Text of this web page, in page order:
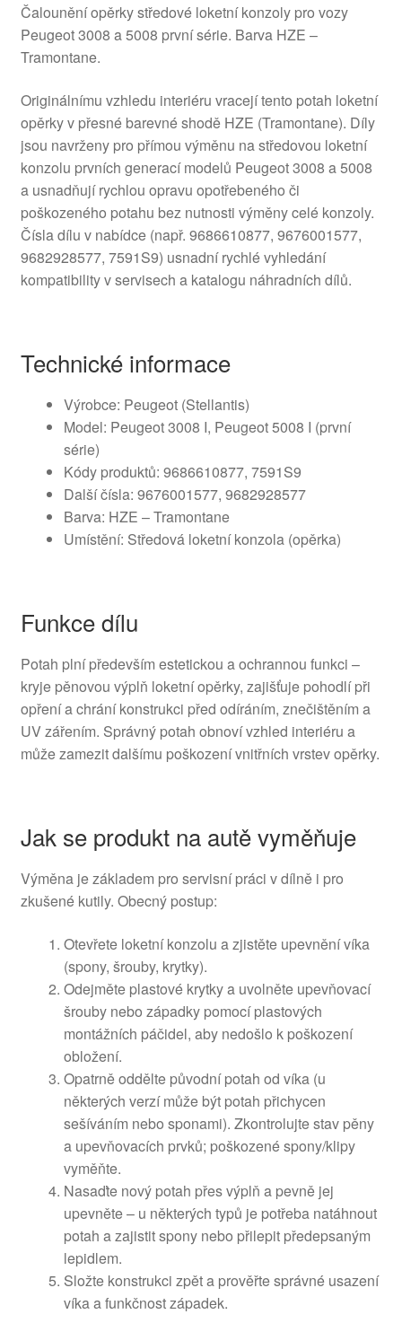
Čalounění opěrky středové loketní konzoly pro vozy
Peugeot 3008 a 5008 první série. Barva HZE –
Tramontane.
Originálnímu vzhledu interiéru vracejí tento potah loketní
opěrky v přesné barevné shodě HZE (Tramontane). Díly
jsou navrženy pro přímou výměnu na středovou loketní
konzolu prvních generací modelů Peugeot 3008 a 5008
a usnadňují rychlou opravu opotřebeného či
poškozeného potahu bez nutnosti výměny celé konzoly.
Čísla dílu v nabídce (např. 9686610877, 9676001577,
9682928577, 7591S9) usnadní rychlé vyhledání
kompatibility v servisech a katalogu náhradních dílů.
Technické informace
Výrobce: Peugeot (Stellantis)
Model: Peugeot 3008 I, Peugeot 5008 I (první
série)
Kódy produktů: 9686610877, 7591S9
Další čísla: 9676001577, 9682928577
Barva: HZE – Tramontane
Umístění: Středová loketní konzola (opěrka)
Funkce dílu
Potah plní především estetickou a ochrannou funkci –
kryje pěnovou výplň loketní opěrky, zajišťuje pohodlí při
opření a chrání konstrukci před odíráním, znečištěním a
UV zářením. Správný potah obnoví vzhled interiéru a
může zamezit dalšímu poškození vnitřních vrstev opěrky.
Jak se produkt na autě vyměňuje
Výměna je základem pro servisní práci v dílně i pro
zkušené kutily. Obecný postup:
Otevřete loketní konzolu a zjistěte upevnění víka
(spony, šrouby, krytky).
Odejměte plastové krytky a uvolněte upevňovací
šrouby nebo západky pomocí plastových
montážních páčidel, aby nedošlo k poškození
obložení.
Opatrně oddělte původní potah od víka (u
některých verzí může být potah přichycen
sešíváním nebo sponami). Zkontrolujte stav pěny
a upevňovacích prvků; poškozené spony/klipy
vyměňte.
Nasaďte nový potah přes výplň a pevně jej
upevněte – u některých typů je potřeba natáhnout
potah a zajistit spony nebo přilepit předepsaným
lepidlem.
Složte konstrukci zpět a prověřte správné usazení
víka a funkčnost západek.